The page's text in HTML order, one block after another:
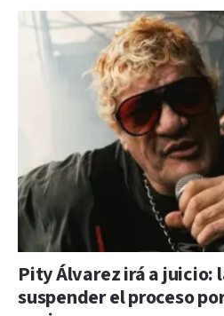
Pity Álvarez irá a juicio:
suspender el proceso